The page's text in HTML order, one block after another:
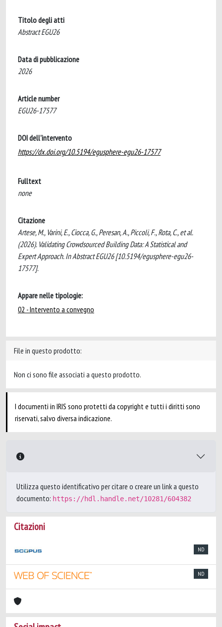
Titolo degli atti
Abstract EGU26
Data di pubblicazione
2026
Article number
EGU26-17577
DOI dell'intervento
https://dx.doi.org/10.5194/egusphere-egu26-17577
Fulltext
none
Citazione
Artese, M., Varini, E., Ciocca, G., Peresan, A., Piccoli, F., Rota, C., et al.
(2026). Validating Crowdsourced Building Data: A Statistical and
Expert Approach. In Abstract EGU26 [10.5194/egusphere-egu26-
17577].
Appare nelle tipologie:
02 - Intervento a convegno
File in questo prodotto:
Non ci sono file associati a questo prodotto.
I documenti in IRIS sono protetti da copyright e tutti i diritti sono
riservati, salvo diversa indicazione.
Utilizza questo identificativo per citare o creare un link a questo
documento: https://hdl.handle.net/10281/604382
Citazioni
ND
ND